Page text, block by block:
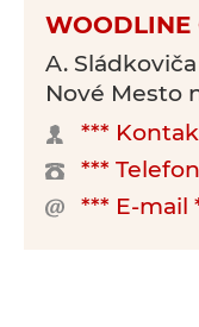
A.
Nové Mesto
***
***
*** E-mail